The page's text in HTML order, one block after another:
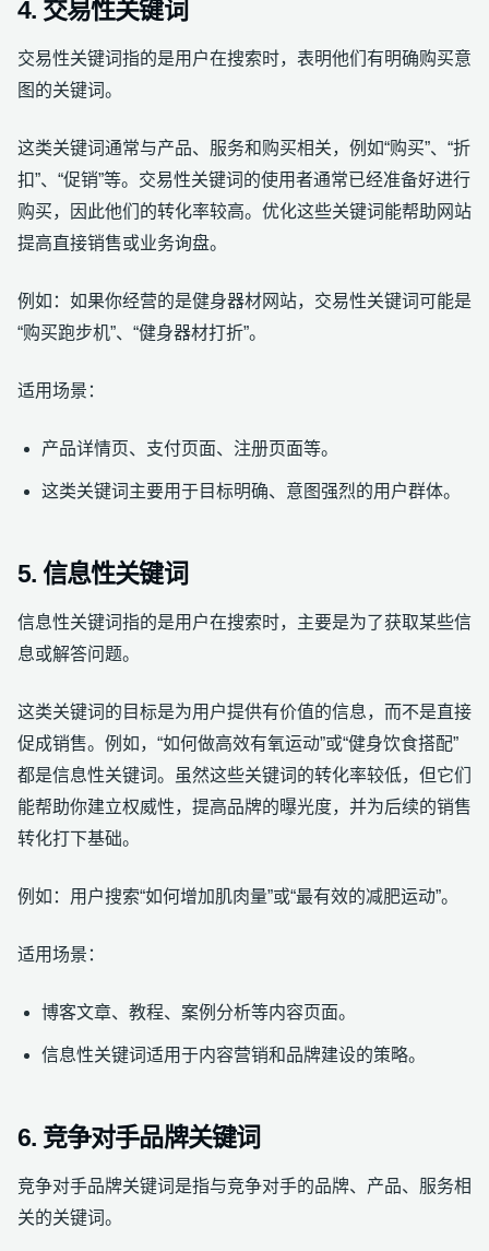
4. 交易性关键词
交易性关键词指的是用户在搜索时，表明他们有明确购买意
图的关键词。
这类关键词通常与产品、服务和购买相关，例如“购买”、“折
扣”、“促销”等。交易性关键词的使用者通常已经准备好进行
购买，因此他们的转化率较高。优化这些关键词能帮助网站
提高直接销售或业务询盘。
例如：如果你经营的是健身器材网站，交易性关键词可能是
“购买跑步机”、“健身器材打折”。
适用场景：
产品详情页、支付页面、注册页面等。
这类关键词主要用于目标明确、意图强烈的用户群体。
5. 信息性关键词
信息性关键词指的是用户在搜索时，主要是为了获取某些信
息或解答问题。
这类关键词的目标是为用户提供有价值的信息，而不是直接
促成销售。例如，“如何做高效有氧运动”或“健身饮食搭配”
都是信息性关键词。虽然这些关键词的转化率较低，但它们
能帮助你建立权威性，提高品牌的曝光度，并为后续的销售
转化打下基础。
例如：用户搜索“如何增加肌肉量”或“最有效的减肥运动”。
适用场景：
博客文章、教程、案例分析等内容页面。
信息性关键词适用于内容营销和品牌建设的策略。
6. 竞争对手品牌关键词
竞争对手品牌关键词是指与竞争对手的品牌、产品、服务相
关的关键词。